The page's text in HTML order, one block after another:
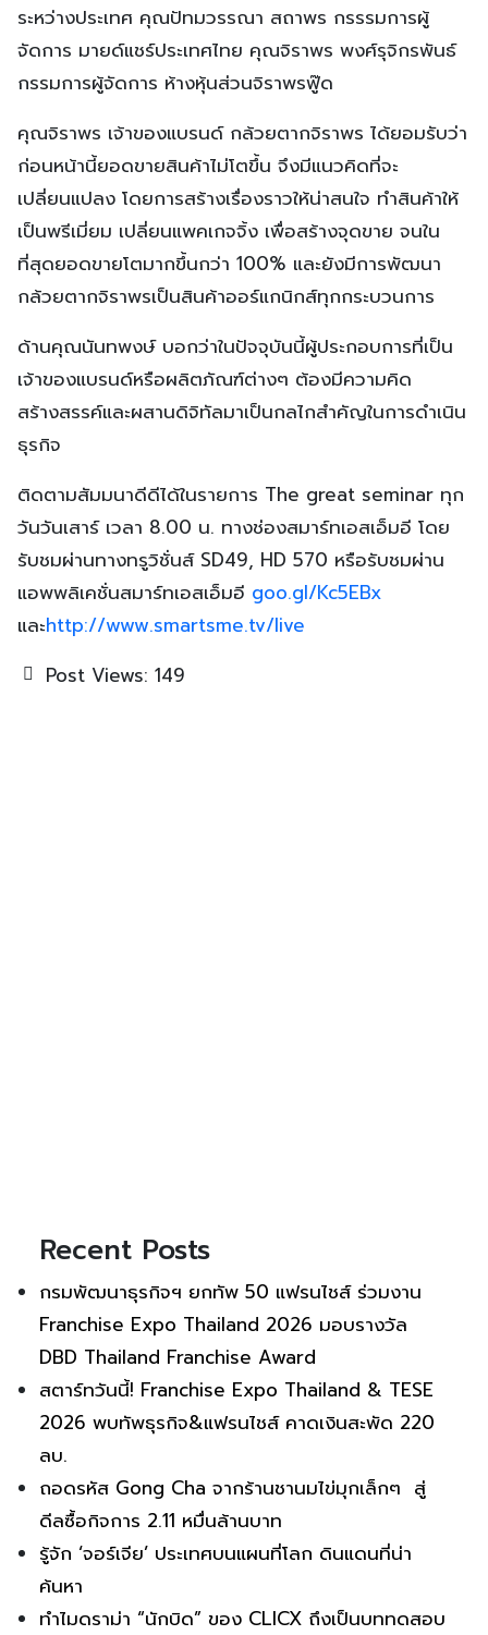
ระหว่างประเทศ คุณปัทมวรรณา สถาพร กรรรมการผู้
จัดการ มายด์แชร์ประเทศไทย คุณจิราพร พงศ์รุจิกรพันธ์
กรรมการผู้จัดการ ห้างหุ้นส่วนจิราพรฟู๊ด
คุณจิราพร เจ้าของแบรนด์ กล้วยตากจิราพร ได้ยอมรับว่า
ก่อนหน้านี้ยอดขายสินค้าไม่โตขึ้น จึงมีแนวคิดที่จะ
เปลี่ยนแปลง โดยการสร้างเรื่องราวให้น่าสนใจ ทำสินค้าให้
เป็นพรีเมี่ยม เปลี่ยนแพคเกจจิ้ง เพื่อสร้างจุดขาย จนใน
ที่สุดยอดขายโตมากขึ้นกว่า 100% และยังมีการพัฒนา
กล้วยตากจิราพรเป็นสินค้าออร์แกนิกส์ทุกกระบวนการ
ด้านคุณนันทพงษ์ บอกว่าในปัจจุบันนี้ผู้ประกอบการที่เป็น
เจ้าของแบรนด์หรือผลิตภัณฑ์ต่างๆ ต้องมีความคิด
สร้างสรรค์และผสานดิจิทัลมาเป็นกลไกสำคัญในการดำเนิน
ธุรกิจ
ติดตามสัมมนาดีดีได้ในรายการ The great seminar ทุก
วันวันเสาร์ เวลา 8.00 น. ทางช่องสมาร์ทเอสเอ็มอี โดย
รับชมผ่านทางทรูวิชั่นส์ SD49, HD 570 หรือรับชมผ่าน
แอพพลิเคชั่นสมาร์ทเอสเอ็มอี goo.gl/Kc5EBx
และhttp://www.smartsme.tv/live
Post Views: 149
Recent Posts
กรมพัฒนาธุรกิจฯ ยกทัพ 50 แฟรนไชส์ ร่วมงาน
Franchise Expo Thailand 2026 มอบรางวัล
DBD Thailand Franchise Award
สตาร์ทวันนี้! Franchise Expo Thailand & TESE
2026 พบทัพธุรกิจ&แฟรนไชส์ คาดเงินสะพัด 220
ลบ.
ถอดรหัส Gong Cha จากร้านชานมไข่มุกเล็กๆ สู่
ดีลซื้อกิจการ 2.11 หมื่นล้านบาท
รู้จัก ‘จอร์เจีย’ ประเทศบนแผนที่โลก ดินแดนที่น่า
ค้นหา
ทำไมดราม่า “นักบิด” ของ CLICX ถึงเป็นบททดสอบ